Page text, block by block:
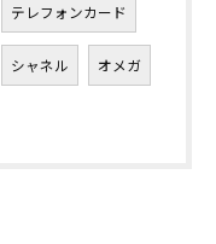
テレフォンカード
シャネル オメガ